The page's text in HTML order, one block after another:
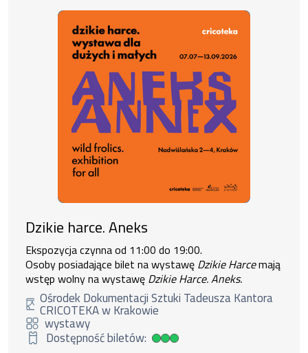
Dzikie harce. Aneks
Ekspozycja czynna od 11:00 do 19:00.
Osoby posiadające bilet na wystawę Dzikie Harcemają
wstęp wolny na wystawę Dzikie Harce. Aneks.
Ośrodek Dokumentacji Sztuki Tadeusza Kantora
CRICOTEKA w Krakowie
wystawy
Dostępność biletów:
Duża dostępność biletów